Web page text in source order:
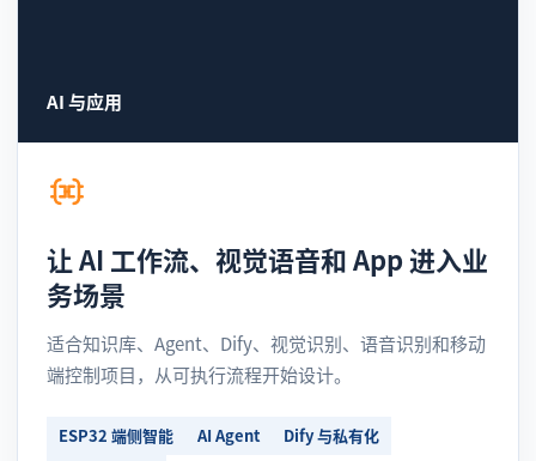
AI 与应用
让 AI 工作流、视觉语音和 App 进入业
务场景
适合知识库、Agent、Dify、视觉识别、语音识别和移动
端控制项目，从可执行流程开始设计。
ESP32 端侧智能 AI Agent
Dify 与私有化